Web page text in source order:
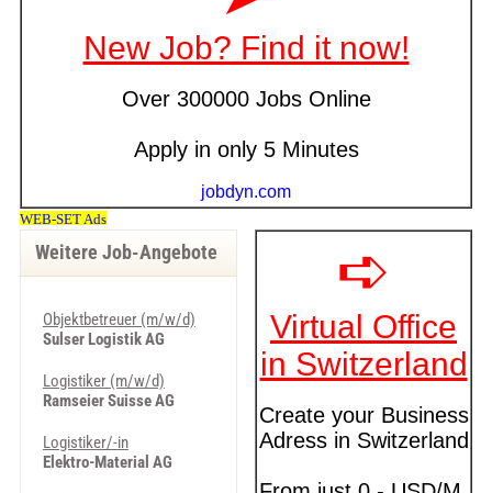
Weitere Job-Angebote
Objektbetreuer (m/w/d)
Sulser Logistik AG
Logistiker (m/w/d)
Ramseier Suisse AG
Logistiker/-in
Elektro-Material AG